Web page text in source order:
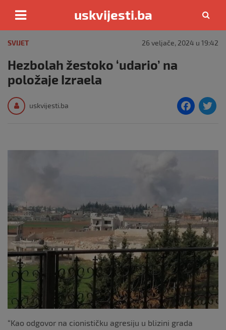
content
uskvijesti.ba
SVIJET 26 veljače, 2024 u 19:42
Hezbolah žestoko ‘udario’ na
položaje Izraela
uskvijesti.ba
F
e
k
“Kao odgovor na cionističku agresiju u blizini grada